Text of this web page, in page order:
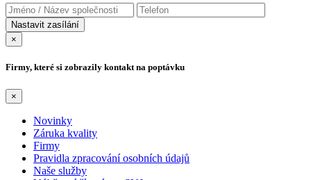
×
Firmy, které si zobrazily kontakt na poptávku
×
Novinky
Záruka kvality
Firmy
Pravidla zpracování osobních údajů
Naše služby